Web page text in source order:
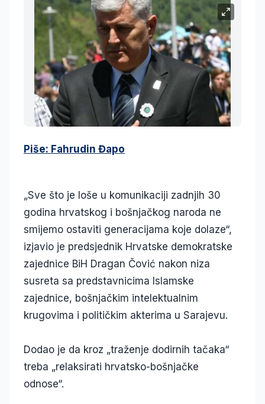
Piše: Fahrudin Đapo
„Sve što je loše u komunikaciji zadnjih 30
godina hrvatskog i bošnjačkog naroda ne
smijemo ostaviti generacijama koje dolaze“,
izjavio je predsjednik Hrvatske demokratske
zajednice BiH Dragan Čović nakon niza
susreta sa predstavnicima Islamske
zajednice, bošnjačkim intelektualnim
krugovima i političkim akterima u Sarajevu.
Dodao je da kroz „traženje dodirnih tačaka“
treba „relaksirati hrvatsko-bošnjačke
odnose“.